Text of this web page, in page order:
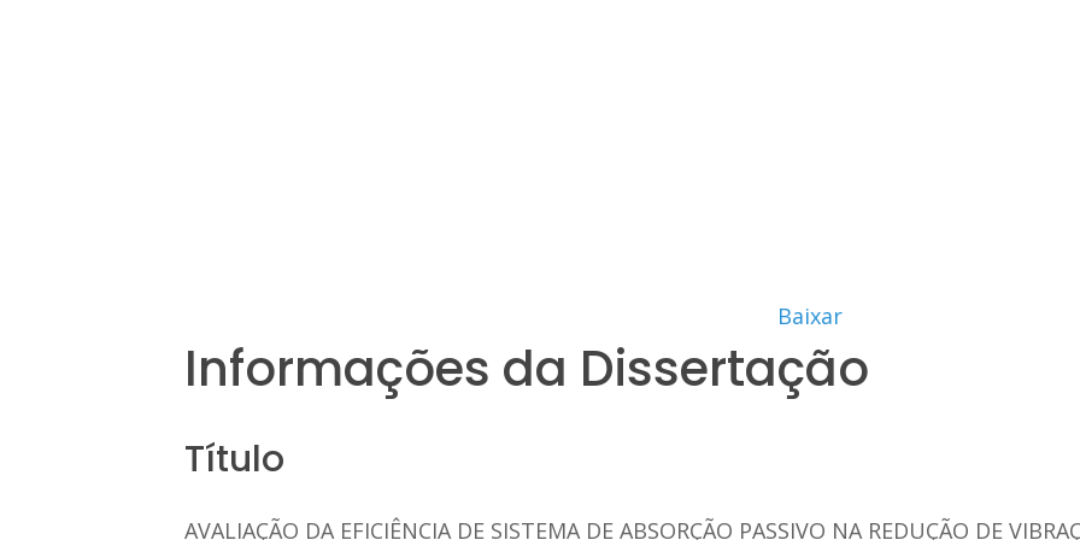
Baixar
Informações da Dissertação
Título
AVALIAÇÃO DA EFICIÊNCIA DE SISTEMA DE ABSORÇÃO PASSIVO NA REDUÇÃO DE